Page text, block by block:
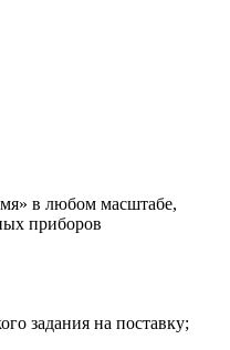
в любом масштабе,
приборов
задания на поставку;